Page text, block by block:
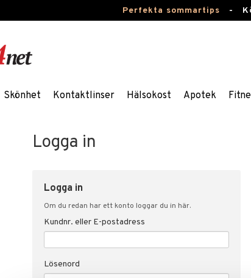
Perfekta sommartips -
Skönhet Kontaktlinser Hälsokost Apotek
Logga in
Logga in
Om du redan har ett konto loggar du in här.
Kundnr. eller E-postadress
Lösenord